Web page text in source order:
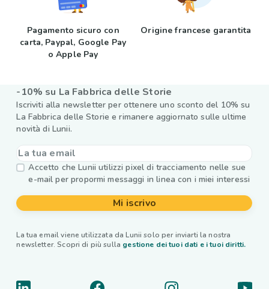
Pagamento sicuro con
carta, Paypal, Google Pay
o Apple Pay
Origine francese garantita
-10% su La Fabbrica delle Storie
Iscriviti alla newsletter per ottenere uno sconto del 10% su
La Fabbrica delle Storie e rimanere aggiornato sulle ultime
novità di Lunii.
Accetto che Lunii utilizzi pixel di tracciamento nelle sue
e-mail per propormi messaggi in linea con i miei interessi
Mi iscrivo
La tua email viene utilizzata da Lunii solo per inviarti la nostra
newsletter. Scopri di più sulla gestione dei tuoi dati e i tuoi diritti.